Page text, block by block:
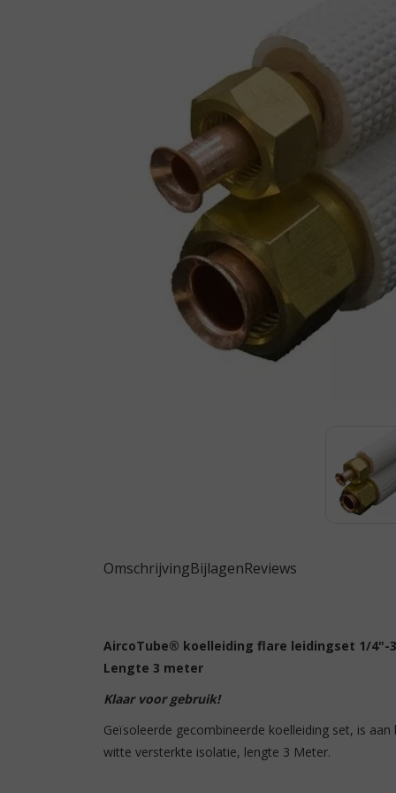
OmschrijvingBijlagenReviews
AircoTube® koelleiding flare leidingset 1/4"-
Lengte 3 meter
Klaar voor gebruik!
Geïsoleerde gecombineerde koelleiding set, is
witte versterkte isolatie, lengte 3 Meter.